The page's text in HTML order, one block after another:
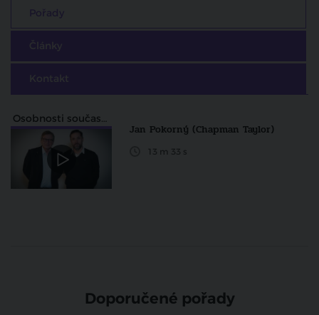
Pořady
Články
Kontakt
Osobnosti současné architektury
Jan Pokorný (Chapman Taylor)
13 m 33 s
Doporučené pořady